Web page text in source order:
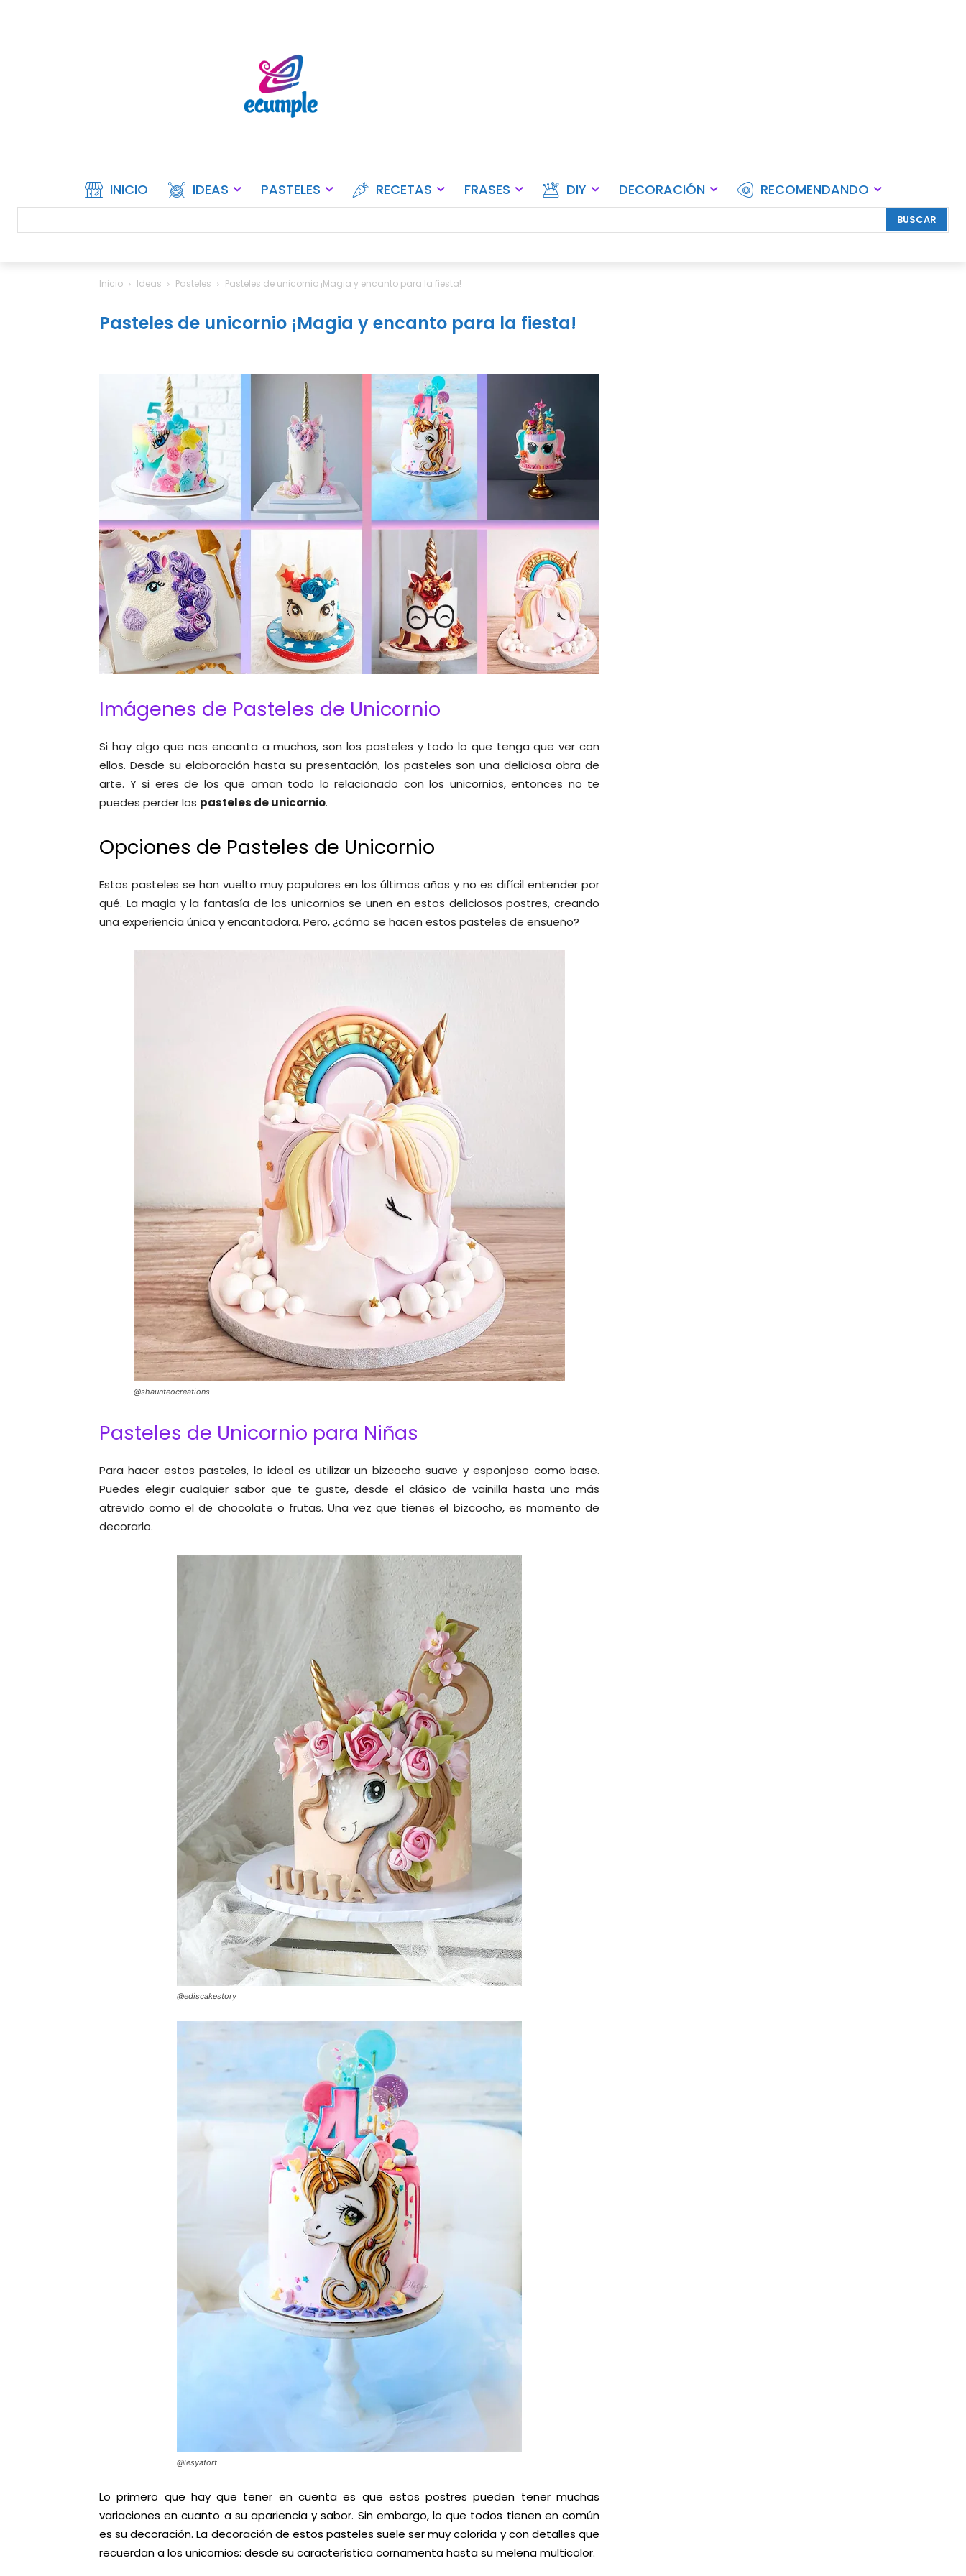
INICIO IDEAS PASTELES RECETAS FRASES DIY DECORACIÓN RECOMENDANDO
BUSCAR
Inicio Ideas Pasteles Pasteles de unicornio ¡Magia y encanto para la fiesta!
Pasteles de unicornio ¡Magia y encanto para la fiesta!
Imágenes de Pasteles de Unicornio
Si hay algo que nos encanta a muchos, son los pasteles y todo lo que tenga que ver con
ellos. Desde su elaboración hasta su presentación, los pasteles son una deliciosa obra de
arte. Y si eres de los que aman todo lo relacionado con los unicornios, entonces no te
puedes perder los pasteles de unicornio.
Opciones de Pasteles de Unicornio
Estos pasteles se han vuelto muy populares en los últimos años y no es difícil entender por
qué. La magia y la fantasía de los unicornios se unen en estos deliciosos postres, creando
una experiencia única y encantadora. Pero, ¿cómo se hacen estos pasteles de ensueño?
@shaunteocreations
Pasteles de Unicornio para Niñas
Para hacer estos pasteles, lo ideal es utilizar un bizcocho suave y esponjoso como base.
Puedes elegir cualquier sabor que te guste, desde el clásico de vainilla hasta uno más
atrevido como el de chocolate o frutas. Una vez que tienes el bizcocho, es momento de
decorarlo.
@ediscakestory
@lesyatort
Lo primero que hay que tener en cuenta es que estos postres pueden tener muchas
variaciones en cuanto a su apariencia y sabor. Sin embargo, lo que todos tienen en común
es su decoración. La decoración de estos pasteles suele ser muy colorida y con detalles que
recuerdan a los unicornios: desde su característica cornamenta hasta su melena multicolor.